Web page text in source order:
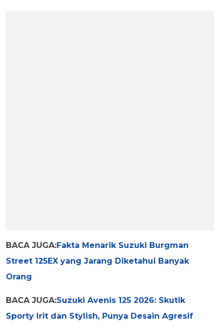
BACA JUGA:Fakta Menarik Suzuki Burgman
Street 125EX yang Jarang Diketahui Banyak
Orang
BACA JUGA:Suzuki Avenis 125 2026: Skutik
Sporty Irit dan Stylish, Punya Desain Agresif